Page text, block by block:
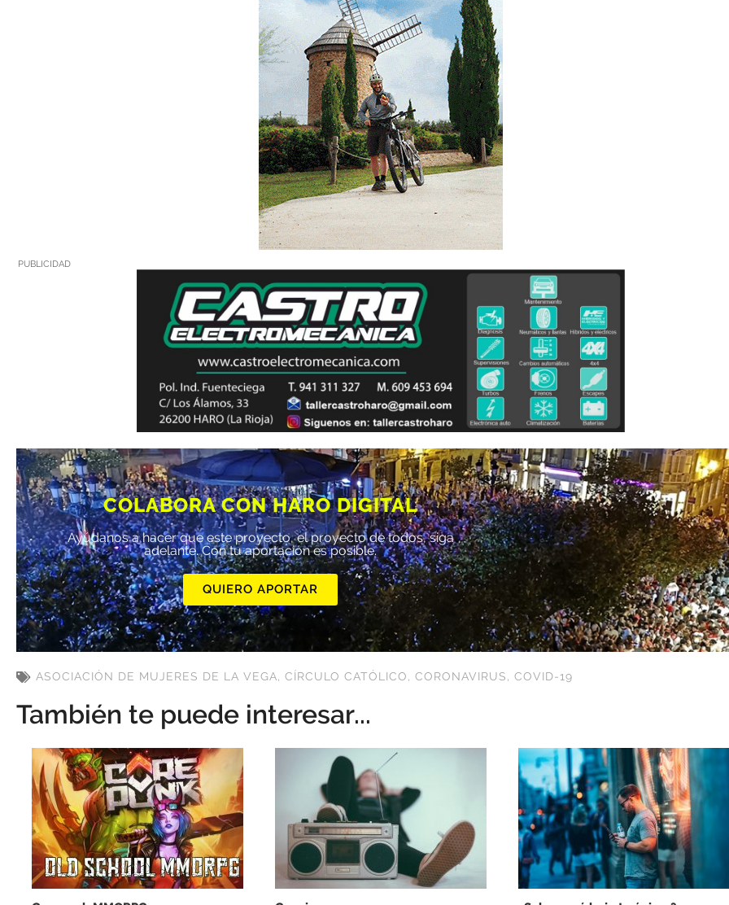
PUBLICIDAD
COLABORA CON HARO DIGITAL
Ayúdanos a hacer que este proyecto, el proyecto de todos, siga
adelante. Con tu aportación es posible.
QUIERO APORTAR
ASOCIACIÓN DE MUJERES DE LA VEGA, CÍRCULO CATÓLICO, CORONAVIRUS, COVID-19
También te puede interesar...